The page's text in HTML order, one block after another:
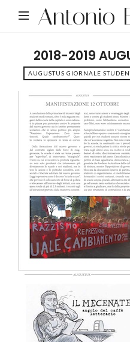
Antonio
2018-2019
AUGUSTUS GIORNALE